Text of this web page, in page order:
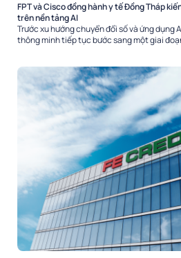
FPT và Cisco đồng hành y tế Đồng Tháp
trên nền tảng AI
Trước xu hướng chuyển đổi số và ứng dụng
thông minh tiếp tục bước sang một giai